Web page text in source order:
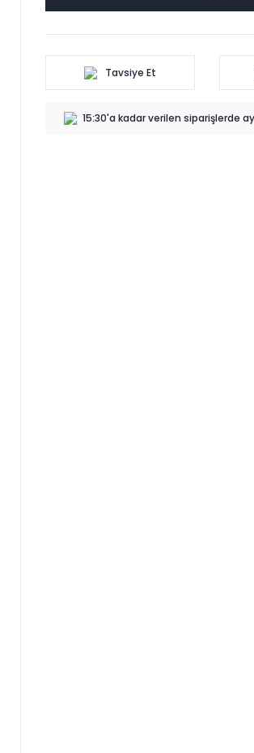
Tavsiye Et
15:30'a kadar verilen siparişlerde